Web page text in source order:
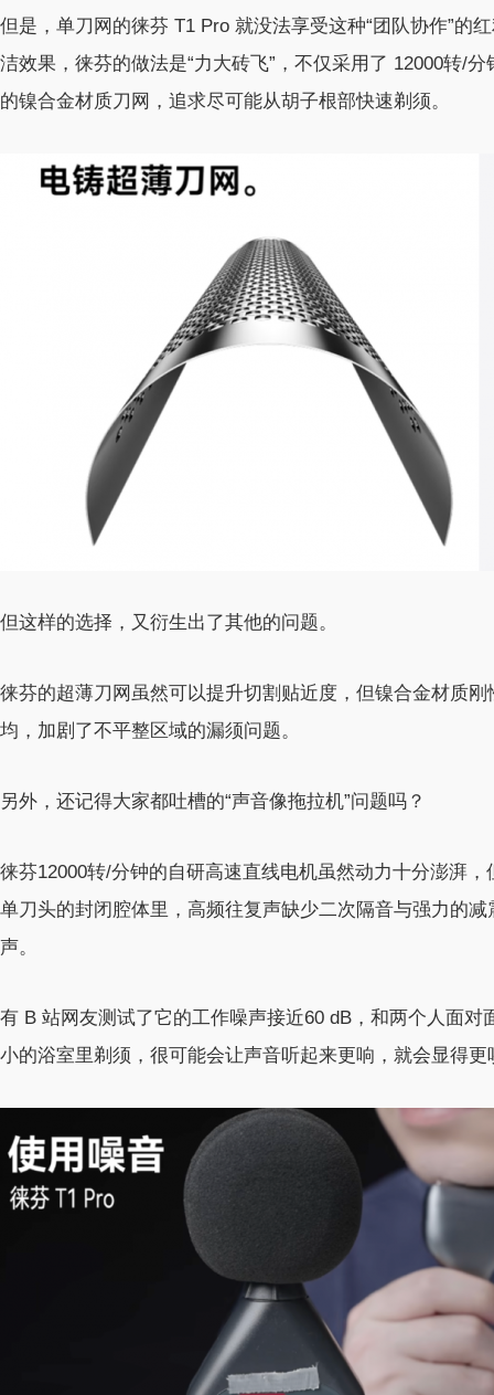
但是，单刀网的徕芬 T1 Pro 就没法享受这种“团队协作”的
洁效果，徕芬的做法是“力大砖飞”，不仅采用了 12000转/
的镍合金材质刀网，追求尽可能从胡子根部快速剃须。
但这样的选择，又衍生出了其他的问题。
徕芬的超薄刀网虽然可以提升切割贴近度，但镍合金材质
均，加剧了不平整区域的漏须问题。
另外，还记得大家都吐槽的“声音像拖拉机”问题吗？
徕芬12000转/分钟的自研高速直线电机虽然动力十分澎湃
单刀头的封闭腔体里，高频往复声缺少二次隔音与强力的
声。
有 B 站网友测试了它的工作噪声接近60 dB，和两个人面
小的浴室里剃须，很可能会让声音听起来更响，就会显得更